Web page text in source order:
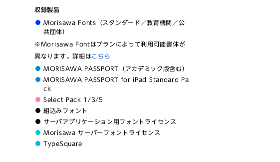
収録製品
Morisawa Fonts（スタンダード／教育機関／公
共団体）
※Morisawa Fontはプランによって利用可能書体が
異なります。詳細はこちら
MORISAWA PASSPORT（アカデミック版含む）
MORISAWA PASSPORT for iPad Standard Pa
ck
Select Pack 1/3/5
組込みフォント
サーバアプリケーション用フォントライセンス
Morisawa サーバーフォントライセンス
TypeSquare